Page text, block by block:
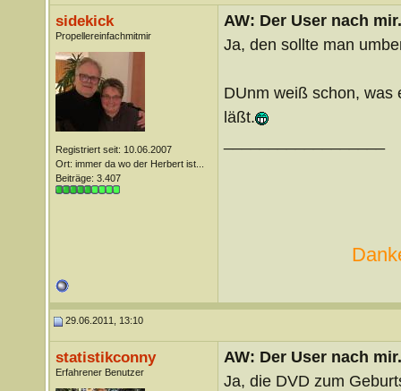
sidekick
Propellereinfachmitmir
Registriert seit: 10.06.2007
Ort: immer da wo der Herbert ist...
Beiträge: 3.407
AW: Der User nach
Ja, den sollte man
DUnm weiß schon, was
läßt.
29.06.2011, 13:10
statistikconny
Erfahrener Benutzer
AW: Der User nach
Ja, die DVD zum